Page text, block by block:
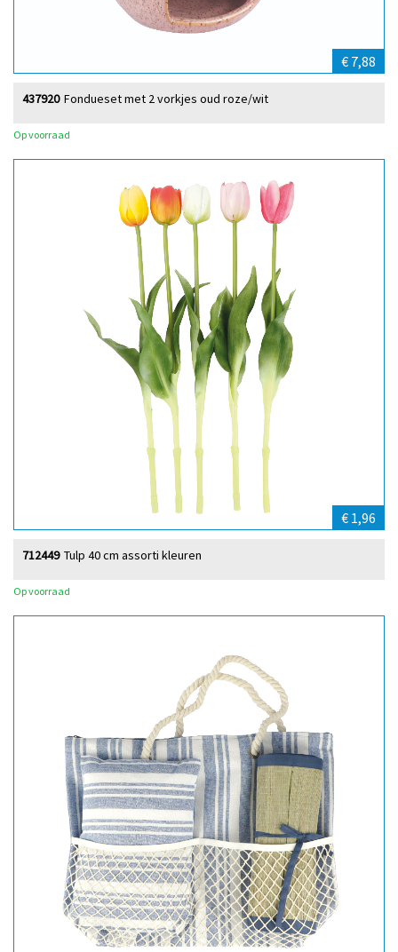
€ 7,88
Fondueset met 2 vorkjes oud roze/wit
437920
Op voorraad
€ 1,96
Tulp 40 cm assorti kleuren
712449
Op voorraad